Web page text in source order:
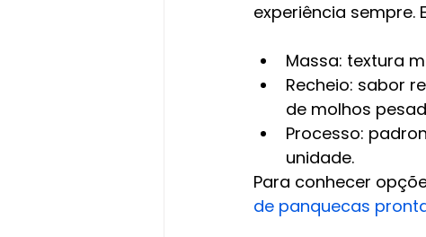
experiência sempre.
Massa: textura
Recheio: sabor
de molhos
Processo:
unidade.
Para conhecer
de panquecas